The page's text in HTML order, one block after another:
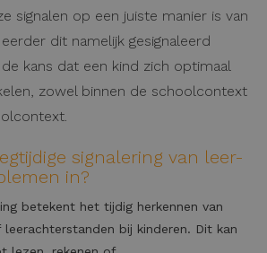
signalen op een juiste manier is van
dit namelijk gesignaleerd
kans dat een kind zich optimaal
zowel binnen de schoolcontext
signalering van leer-
in?
betekent het tijdig herkennen van
bij kinderen. Dit kan